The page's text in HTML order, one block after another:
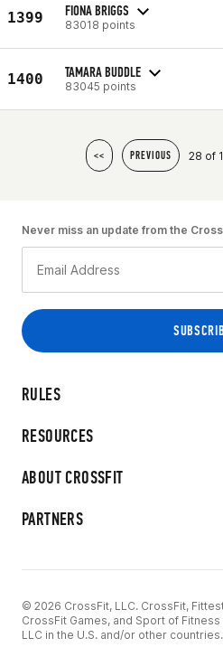
1399 FIONA BRIGGS
83018 points
1400 TAMARA BUDDLE
83045 points
<< PREVIOUS 28 of
RULES
RESOURCES
ABOUT CROSSFIT
PARTNERS
Never miss an update from the
© 2026 CrossFit, LLC. CrossFit, Fittest
CrossFit Games, and Sport of
LLC in the U.S. and/or other